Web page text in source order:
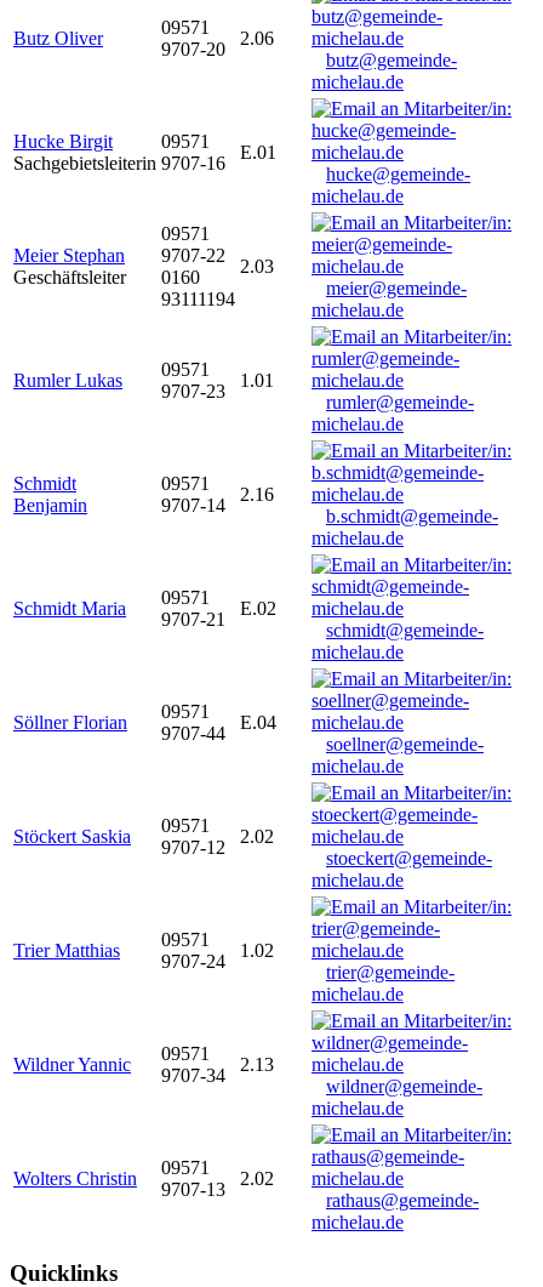
Butz Oliver
09571
9707-20
2.06
butz@gemeinde-
michelau.de
Hucke Birgit
Sachgebietsleiterin
09571
9707-16
E.01
hucke@gemeinde-
michelau.de
Meier Stephan
Geschäftsleiter
09571
9707-22
0160
93111194
2.03
meier@gemeinde-
michelau.de
Rumler Lukas
09571
9707-23
1.01
rumler@gemeinde-
michelau.de
Schmidt
Benjamin
09571
9707-14
2.16
b.schmidt@gemeinde-
michelau.de
Schmidt Maria
09571
9707-21
E.02
schmidt@gemeinde-
michelau.de
Söllner Florian
09571
9707-44
E.04
soellner@gemeinde-
michelau.de
Stöckert Saskia
09571
9707-12
2.02
stoeckert@gemeinde-
michelau.de
Trier Matthias
09571
9707-24
1.02
trier@gemeinde-
michelau.de
Wildner Yannic
09571
9707-34
2.13
wildner@gemeinde-
michelau.de
Wolters Christin
09571
9707-13
2.02
rathaus@gemeinde-
michelau.de
Quicklinks